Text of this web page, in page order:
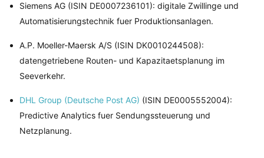
Siemens AG (ISIN DE0007236101): digitale Zwillinge und
Automatisierungstechnik fuer Produktionsanlagen.
A.P. Moeller-Maersk A/S (ISIN DK0010244508):
datengetriebene Routen- und Kapazitaetsplanung im
Seeverkehr.
DHL Group (Deutsche Post AG) (ISIN DE0005552004):
Predictive Analytics fuer Sendungssteuerung und
Netzplanung.